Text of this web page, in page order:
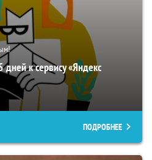
к сервису «Яндекс
ПОДРОБНЕЕ